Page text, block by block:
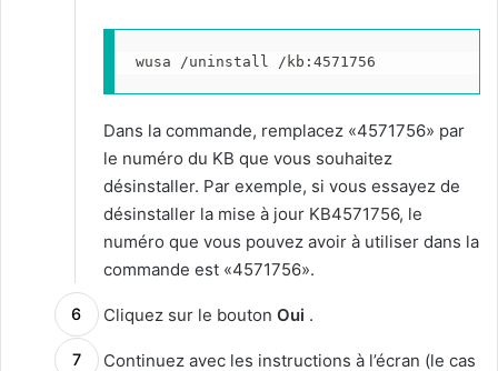
wusa /uninstall /kb:4571756
Dans la commande, remplacez «4571756» par
le numéro du KB que vous souhaitez
désinstaller. Par exemple, si vous essayez de
désinstaller la mise à jour KB4571756, le
numéro que vous pouvez avoir à utiliser dans la
commande est «4571756».
Cliquez sur le bouton Oui .
Continuez avec les instructions à l’écran (le cas